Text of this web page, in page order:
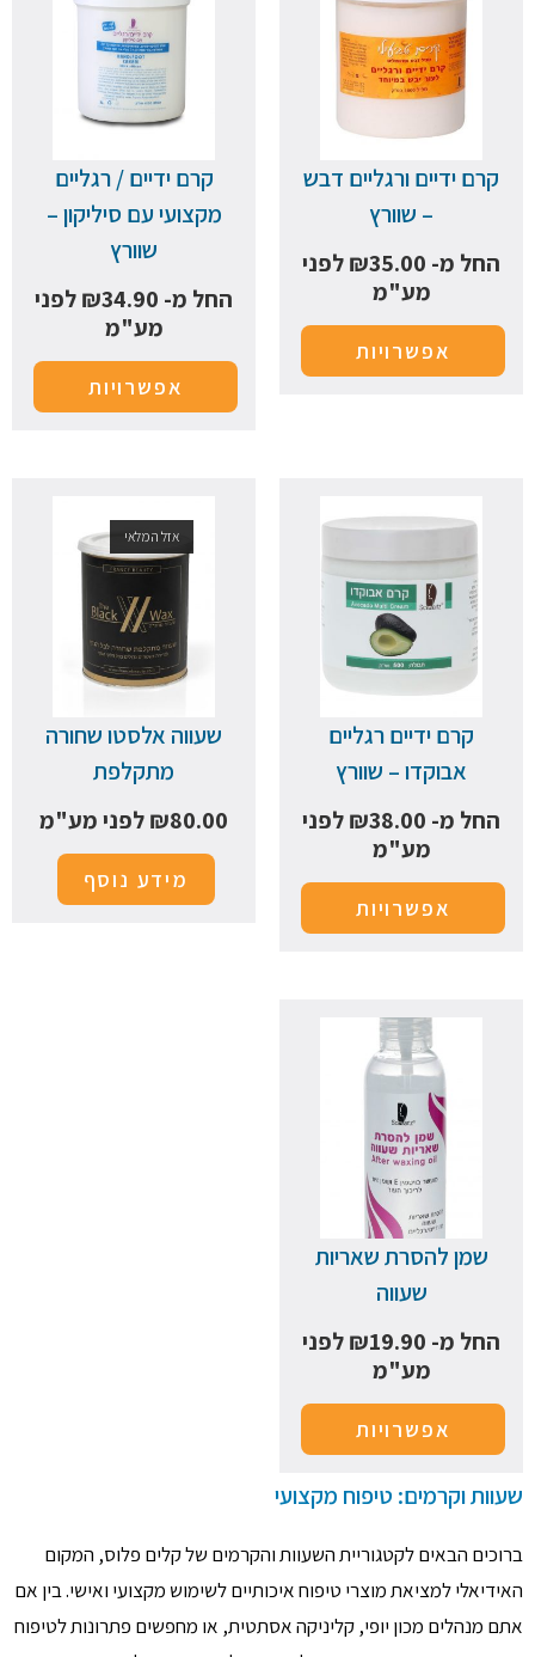
קרם ידיים ורגליים דבש
– שוורץ
החל מ-
₪35.00
לפני
מע"מ
אפשרויות
קרם ידיים / רגליים
מקצועי עם סיליקון –
שוורץ
החל מ-
₪34.90
לפני
מע"מ
אפשרויות
קרם ידיים רגליים
אבוקדו – שוורץ
החל מ-
₪38.00
לפני
מע"מ
אפשרויות
אזל המלאי
שעווה אלסטו שחורה
מתקלפת
₪80.00 לפני מע"מ
מידע נוסף
שמן להסרת שאריות
שעווה
החל מ-
₪19.90
לפני
מע"מ
אפשרויות
שעוות וקרמים: טיפוח מקצועי
ברוכים הבאים לקטגוריית השעוות והקרמים של קלים פלוס, המקום
האידיאלי למציאת מוצרי טיפוח איכותיים לשימוש מקצועי ואישי. בין אם
אתם מנהלים מכון יופי, קליניקה אסתטית, או מחפשים פתרונות לטיפוח